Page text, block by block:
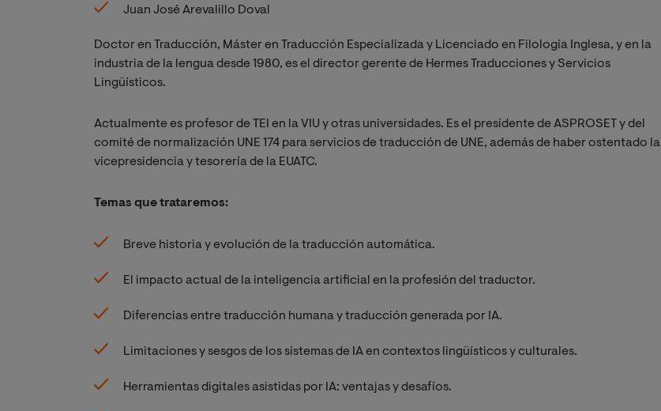
Juan José Arevalillo Doval
Doctor en Traducción, Máster en Traducción Especializada y Licenciado en Filología Inglesa, y en la
industria de la lengua desde 1980, es el director gerente de Hermes Traducciones y Servicios
Lingüísticos.
Actualmente es profesor de TEI en la VIU y otras universidades. Es el presidente de ASPROSET y del
comité de normalización UNE 174 para servicios de traducción de UNE, además de haber ostentado la
vicepresidencia y tesorería de la EUATC.
Temas que trataremos:
Breve historia y evolución de la traducción automática.
El impacto actual de la inteligencia artificial en la profesión del traductor.
Diferencias entre traducción humana y traducción generada por IA.
Limitaciones y sesgos de los sistemas de IA en contextos lingüísticos y culturales.
Herramientas digitales asistidas por IA: ventajas y desafíos.